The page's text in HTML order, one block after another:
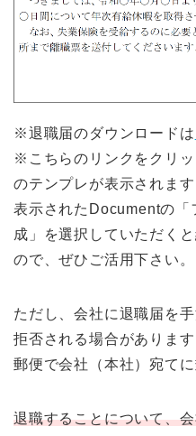
※退職届のダウンロードは
※こちらのリンクをクリ
のテンプレが表示されます
表示されたDocumentの
成」を選択していただく
ので、ぜひご活用下さい。
ただし、会社に退職届を
拒否される場合がありま
郵便で会社（本社）宛てに
退職することについて、